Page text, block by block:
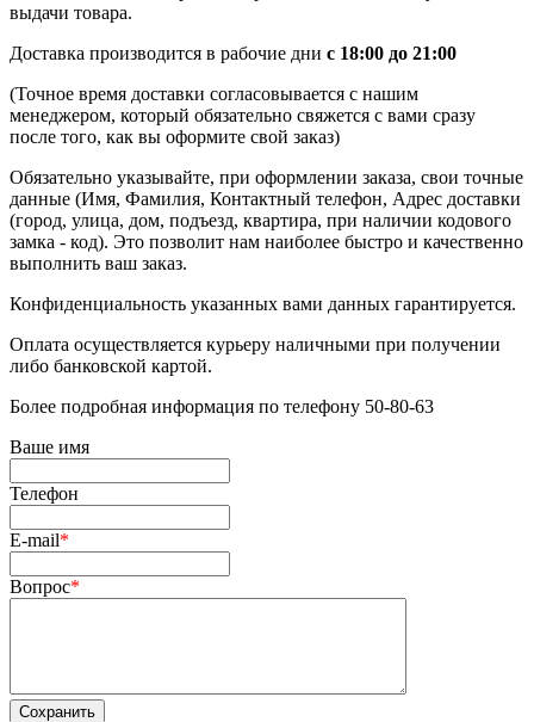
выдачи товара.
Доставка производится в рабочие дни с 18:00 до 21:00
(Точное время доставки согласовывается с нашим
менеджером, который обязательно свяжется с вами сразу
после того, как вы оформите свой заказ)
Обязательно указывайте, при оформлении заказа, свои точные
данные (Имя, Фамилия, Контактный телефон, Адрес доставки
(город, улица, дом, подъезд, квартира, при наличии кодового
замка - код). Это позволит нам наиболее быстро и качественно
выполнить ваш заказ.
Конфиденциальность указанных вами данных гарантируется.
Оплата осуществляется курьеру наличными при получении
либо банковской картой.
Более подробная информация по телефону 50-80-63
Ваше имя
Телефон
E-mail*
Вопрос*
Сохранить